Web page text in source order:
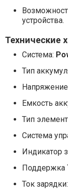
устройства.
Технические
Система:
Тип
Емкость
Тип
Система
Индикатор
Поддержка
Ток зарядки: